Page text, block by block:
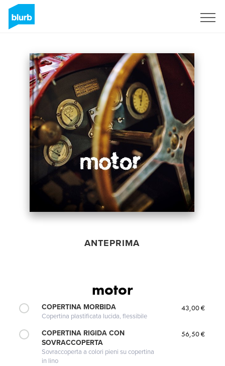
ANTEPRIMA
motor
COPERTINA MORBIDA
Copertina plastificata lucida, flessibile
43,00 €
COPERTINA RIGIDA CON
SOVRACCOPERTA
Sovraccoperta a colori pieni su copertina
in lino
56,50 €